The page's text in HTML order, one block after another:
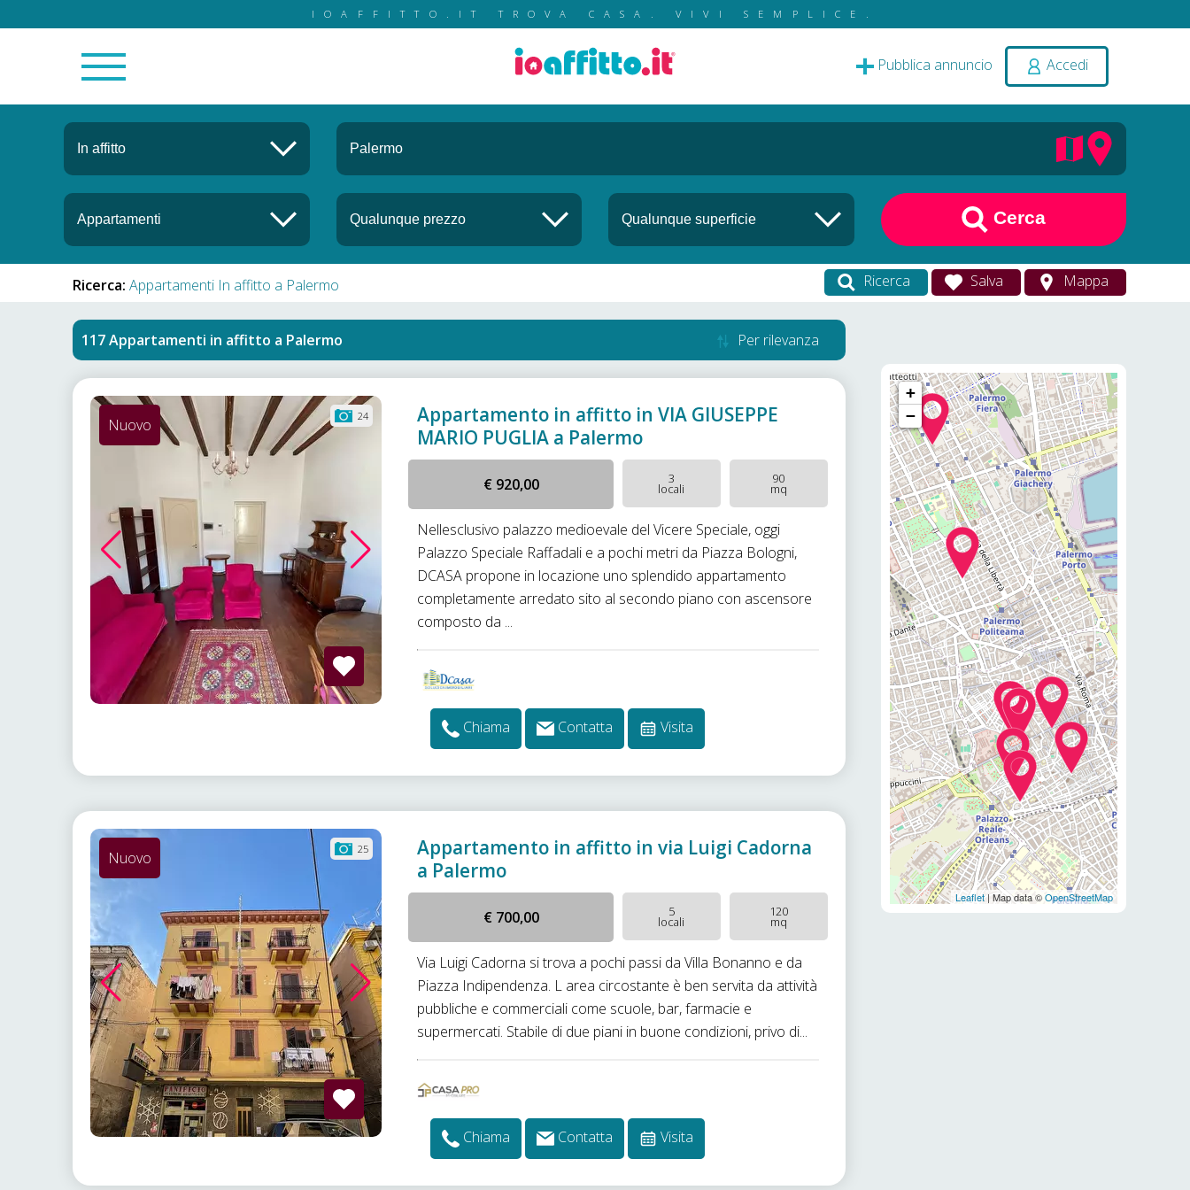
IOAFFITTO.IT TROVA CASA. VIVI SEMPLICE.
Pubblica annuncio Accedi
Cerca
Ricerca: Appartamenti In affitto a Palermo Ricerca Salva Mappa
Appartamenti in affitto a Palermo Per rilevanza
24
Nuovo
Appartamento in affitto in VIA GIUSEPPE
MARIO PUGLIA a Palermo
€ 920,00 3
locali
90
mq
Nellesclusivo palazzo medioevale del Vicere Speciale, oggi
Palazzo Speciale Raffadali e a pochi metri da Piazza Bologni,
DCASA propone in locazione uno splendido appartamento
completamente arredato sito al secondo piano con ascensore
composto da ...
Chiama Contatta Visita
25
Nuovo
Appartamento in affitto in via Luigi Cadorna
a Palermo
€ 700,00 5
locali
120
mq
Via Luigi Cadorna si trova a pochi passi da Villa Bonanno e da
Piazza Indipendenza. L area circostante è ben servita da attività
pubbliche e commerciali come scuole, bar, farmacie e
supermercati. Stabile di due piani in buone condizioni, privo di...
Chiama Contatta Visita
+
−
Leaflet | Map data ©OpenStreetMap